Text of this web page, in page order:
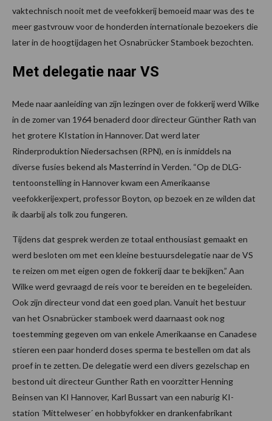
vaktechnisch nooit met de veefokkerij bemoeid maar was des te
meer gastvrouw voor de honderden internationale bezoekers die
later in de hoogtijdagen het Osnabrücker Stamboek bezochten.
Met delegatie naar VS
Mede naar aanleiding van zijn lezingen over de fokkerij werd Wilke
in de zomer van 1964 benaderd door directeur Günther Rath van
het grotere KIstation in Hannover. Dat werd later
Rinderproduktion Niedersachsen (RPN), en is inmiddels na
diverse fusies bekend als Masterrind in Verden. “Op de DLG-
tentoonstelling in Hannover kwam een Amerikaanse
veefokkerijexpert, professor Boyton, op bezoek en ze wilden dat
ik daarbij als tolk zou fungeren.
Tijdens dat gesprek werden ze totaal enthousiast gemaakt en
werd besloten om met een kleine bestuursdelegatie naar de VS
te reizen om met eigen ogen de fokkerij daar te bekijken.” Aan
Wilke werd gevraagd de reis voor te bereiden en te begeleiden.
Ook zijn directeur vond dat een goed plan. Vanuit het bestuur
van het Osnabrücker stamboek werd daarnaast ook nog
toestemming gegeven om van enkele Amerikaanse en Canadese
stieren een paar honderd doses sperma te bestellen om dat als
proef in te zetten. De delegatie werd een divers gezelschap en
bestond uit directeur Gunther Rath en voorzitter Henning
Beinsen van KI Hannover, Karl Bussart van een naburig KI-
station ´Mittelweser´ en hobbyfokker en drankenfabrikant